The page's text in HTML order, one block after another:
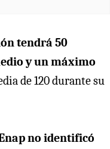
tendrá 50
y un máximo
de 120 durante su
no identificó